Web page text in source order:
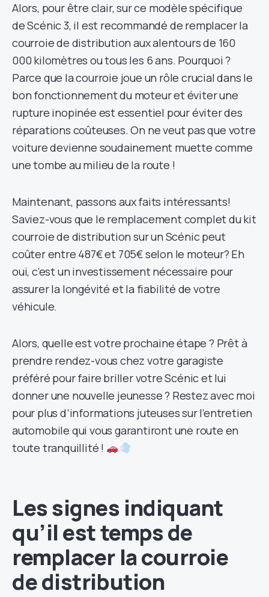
Alors, pour être clair, sur ce modèle spécifique
de Scénic 3, il est recommandé de remplacer la
courroie de distribution aux alentours de 160
000 kilomètres ou tous les 6 ans. Pourquoi ?
Parce que la courroie joue un rôle crucial dans le
bon fonctionnement du moteur et éviter une
rupture inopinée est essentiel pour éviter des
réparations coûteuses. On ne veut pas que votre
voiture devienne soudainement muette comme
une tombe au milieu de la route !
Maintenant, passons aux faits intéressants!
Saviez-vous que le remplacement complet du kit
courroie de distribution sur un Scénic peut
coûter entre 487€ et 705€ selon le moteur? Eh
oui, c’est un investissement nécessaire pour
assurer la longévité et la fiabilité de votre
véhicule.
Alors, quelle est votre prochaine étape ? Prêt à
prendre rendez-vous chez votre garagiste
préféré pour faire briller votre Scénic et lui
donner une nouvelle jeunesse ? Restez avec moi
pour plus d’informations juteuses sur l’entretien
automobile qui vous garantiront une route en
toute tranquillité !
Les signes indiquant
qu’il est temps de
remplacer la courroie
de distribution